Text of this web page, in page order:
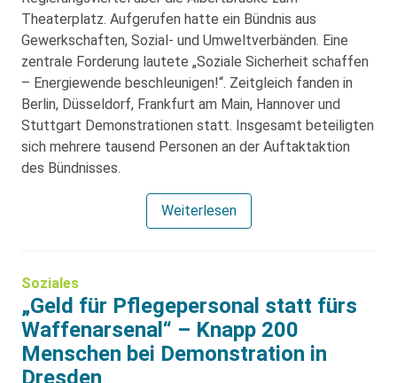
Theaterplatz. Aufgerufen hatte ein Bündnis aus
Gewerkschaften, Sozial- und Umweltverbänden. Eine
zentrale Forderung lautete „Soziale Sicherheit schaffen
– Energiewende beschleunigen!“. Zeitgleich fanden in
Berlin, Düsseldorf, Frankfurt am Main, Hannover und
Stuttgart Demonstrationen statt. Insgesamt beteiligten
sich mehrere tausend Personen an der Auftaktaktion
des Bündnisses.
Weiterlesen
Soziales
„Geld für Pflegepersonal statt fürs
Waffenarsenal“ – Knapp 200
Menschen bei Demonstration in
Dresden